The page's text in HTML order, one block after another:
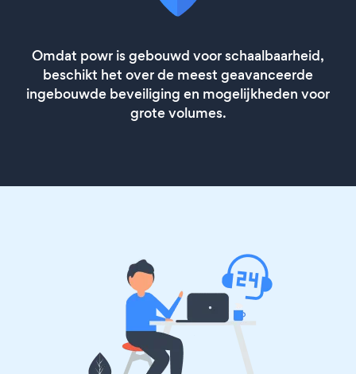
Omdat powr is gebouwd voor schaalbaarheid,
beschikt het over de meest geavanceerde
ingebouwde beveiliging en mogelijkheden voor
grote volumes.